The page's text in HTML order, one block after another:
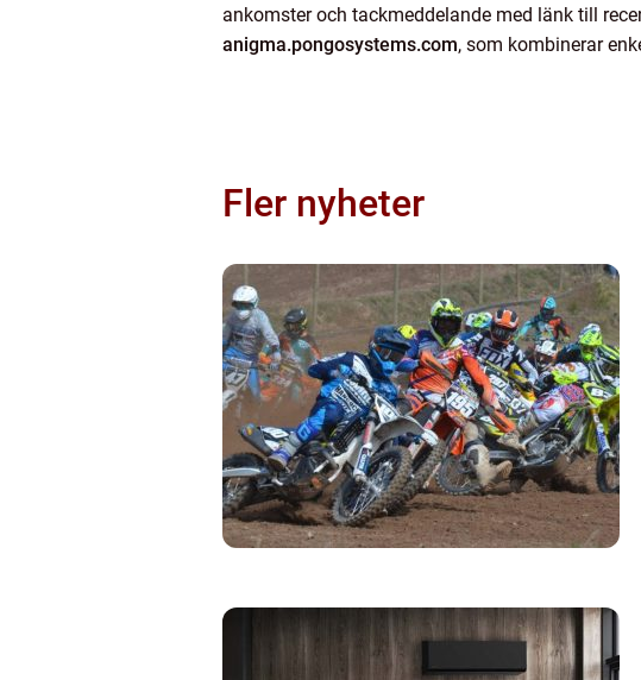
ankomster och tackmeddelande med länk till
anigma.pongosystems.com, som kombinerar
Fler nyheter